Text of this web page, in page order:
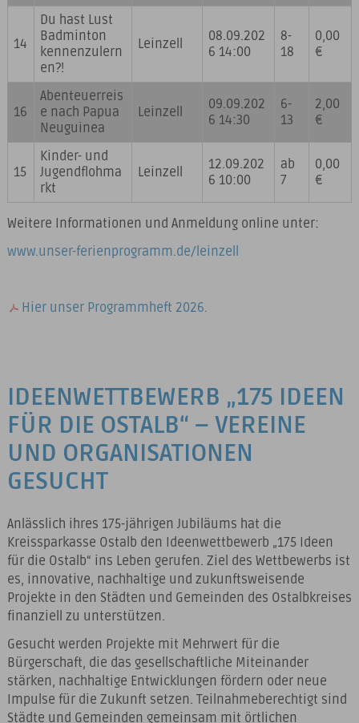
14
Du hast Lust
Badminton
kennenzulern
en?!
Leinzell
08.09.202
6 14:00
8-
18
0,00
€
16
Abenteuerreis
e nach Papua
Neuguinea
Leinzell
09.09.202
6 14:30
6-
13
2,00
€
15
Kinder- und
Jugendflohma
rkt
Leinzell
12.09.202
6 10:00
ab
7
0,00
€
Weitere Informationen und Anmeldung online unter:
www.unser-ferienprogramm.de/leinzell
Hier unser Programmheft 2026.
IDEENWETTBEWERB „175 IDEEN
FÜR DIE OSTALB“ – VEREINE
UND ORGANISATIONEN
GESUCHT
Anlässlich ihres 175-jährigen Jubiläums hat die
Kreissparkasse Ostalb den Ideenwettbewerb „175 Ideen
für die Ostalb“ ins Leben gerufen. Ziel des Wettbewerbs ist
es, innovative, nachhaltige und zukunftsweisende
Projekte in den Städten und Gemeinden des Ostalbkreises
finanziell zu unterstützen.
Gesucht werden Projekte mit Mehrwert für die
Bürgerschaft, die das gesellschaftliche Miteinander
stärken, nachhaltige Entwicklungen fördern oder neue
Impulse für die Zukunft setzen. Teilnahmeberechtigt sind
Städte und Gemeinden gemeinsam mit örtlichen